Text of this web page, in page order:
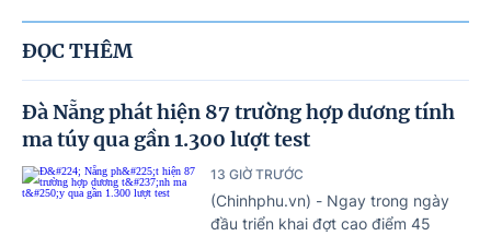
ĐỌC THÊM
Đà Nẵng phát hiện 87 trường hợp dương tính
ma túy qua gần 1.300 lượt test
13 GIỜ TRƯỚC
(Chinhphu.vn) - Ngay trong ngày
đầu triển khai đợt cao điểm 45